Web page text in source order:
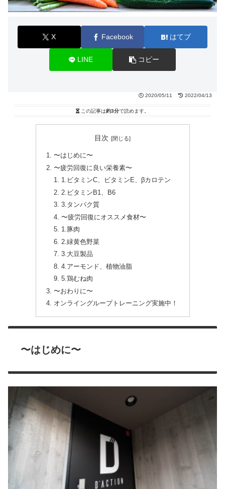
X Facebook はてブ
LINE コピー
2020/05/11 2022/04/13
この記事は約3分で読めます。
目次
〜はじめに〜
〜疲労回復に良い栄養素〜
1.ビタミンC、ビタミンE、βカロテン
2.ビタミンB1、B6
3.タンパク質
〜疲労回復にオススメ食材〜
1.豚肉
2.緑黄色野菜
3.大豆製品
4.アーモンド、植物油脂
5.鶏むね肉
〜おわりに〜
オンライングループトレーニング実施中！
〜はじめに〜